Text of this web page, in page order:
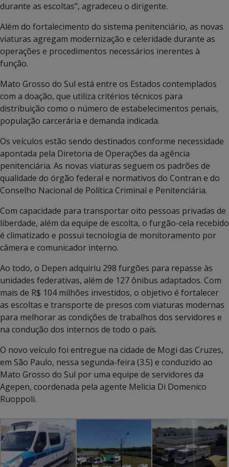
durante as escoltas”, agradeceu o dirigente.
Além do fortalecimento do sistema penitenciário, as novas
viaturas agregam modernização e celeridade durante as
operações e procedimentos necessários inerentes à
função.
Mato Grosso do Sul está entre os Estados contemplados
com a doação, que utiliza critérios técnicos para
distribuição como o número de estabelecimentos penais,
população carcerária e demanda indicada.
Os veículos estão sendo destinados conforme necessidade
apontada pela Diretoria de Operações da agência
penitenciária. As novas viaturas seguem os padrões de
qualidade do órgão federal e normativos do Contran e do
Conselho Nacional de Política Criminal e Penitenciária.
Com capacidade para transportar oito pessoas privadas de
liberdade, além da equipe de escolta, o furgão-cela recebido
é climatizado e possui tecnologia de monitoramento por
câmera e comunicador interno.
Ao todo, o Depen adquiriu 298 furgões para repasse às
unidades federativas, além de 127 ônibus adaptados. Com
mais de R$ 104 milhões investidos, o objetivo é fortalecer
as escoltas e transporte de presos com viaturas modernas
para melhorar as condições de trabalhos dos servidores e
na condução dos internos de todo o país.
O novo veículo foi entregue na cidade de Mogi das Cruzes,
em São Paulo, nessa segunda-feira (3.5) e conduzido ao
Mato Grosso do Sul por uma equipe de servidores da
Agepen, coordenada pela agente Melicia Di Domenico
Ruoppoli.